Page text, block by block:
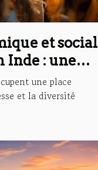
et social
Inde : une
une place
et la diversité